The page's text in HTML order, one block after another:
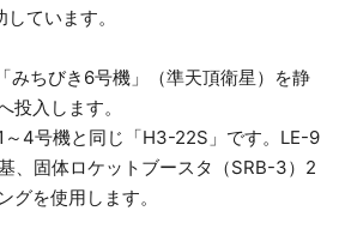
ています。
みちびき6号機」（準天頂衛星）を静
投入します。
～4号機と同じ「H3-22S」です。LE-9
、固体ロケットブースタ（SRB-3）2
グを使用します。